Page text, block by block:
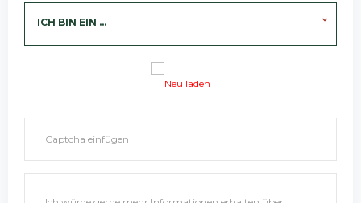
ICH BIN EIN ...
Neu laden